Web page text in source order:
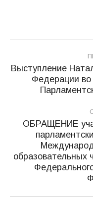
Навигация
по
записям
Выступление
Федерации во
ОБРАЩЕНИЕ
образовательных